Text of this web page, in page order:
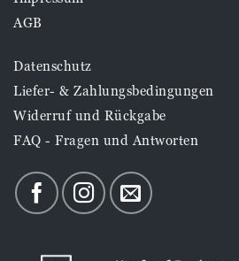
AGB
Datenschutz
Liefer- & Zahlungsbedingungen
Widerruf und Rückgabe
FAQ - Fragen und Antworten